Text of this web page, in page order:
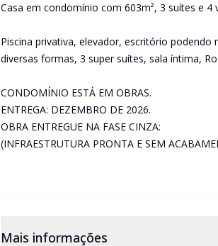
Casa em condomínio com 603m², 3 suítes e 4
Piscina privativa, elevador, escritório podendo
diversas formas, 3 super suítes, sala íntima,
CONDOMÍNIO ESTÁ EM OBRAS.
ENTREGA: DEZEMBRO DE 2026.
OBRA ENTREGUE NA FASE CINZA:
(INFRAESTRUTURA PRONTA E SEM
Mais informações